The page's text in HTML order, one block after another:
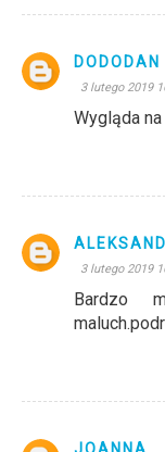
DODODAN
3 lutego 2019
Wygląda
3 lutego 2019
Bardzo